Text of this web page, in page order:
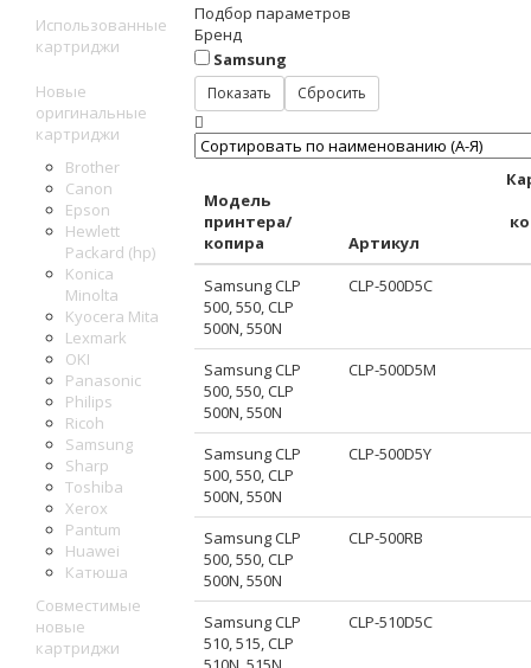
Использованные
картриджи
Новые
оригинальные
картриджи
Brother
Canon
Epson
Hewlett
Packard (hp)
Konica
Minolta
Kyocera Mita
Lexmark
OKI
Panasonic
Philips
Ricoh
Samsung
Sharp
Toshiba
Xerox
Pantum
Huawei
Катюша
Совместимые
новые
картриджи
Подбор параметров
Бренд
Samsung
Модель
принтера/
копира
Артикул
Samsung CLP
500, 550, CLP
500N, 550N
CLP-500D5C
Samsung CLP
500, 550, CLP
500N, 550N
CLP-500D5M
Samsung CLP
500, 550, CLP
500N, 550N
CLP-500D5Y
Samsung CLP
500, 550, CLP
500N, 550N
CLP-500RB
Samsung CLP
510, 515, CLP
CLP-510D5C